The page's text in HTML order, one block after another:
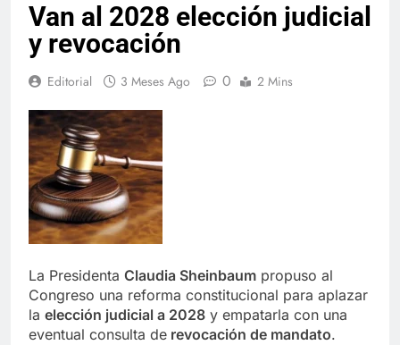
Van al 2028 elección judicial
y revocación
Editorial 3 Meses Ago 0 2 Mins
La Presidenta Claudia Sheinbaum propuso al
Congreso una reforma constitucional para aplazar
la elección judicial a 2028 y empatarla con una
eventual consulta de revocación de mandato.